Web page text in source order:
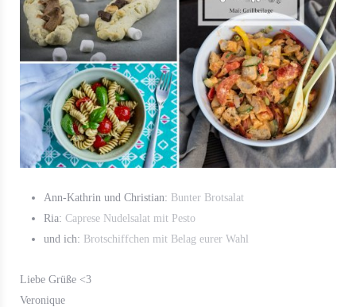
Ann-Kathrin und Christian: Bunter Brotsalat
Ria: Caprese Nudelsalat mit Pesto
und ich: Brotschiffchen mit Belag eurer Wahl
Liebe Grüße <3
Veronique